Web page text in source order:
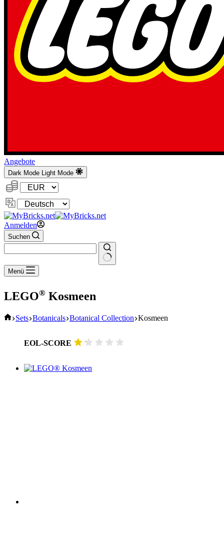
Angebote
Dark Mode Light Mode
Währung:
Sprache
ändern
Anmelden
Suchen
Keine
Ergebnisse
Menü
LEGO® Kosmeen
Start
Sets Botanicals Botanical Collection Kosmeen
EOL-SCORE